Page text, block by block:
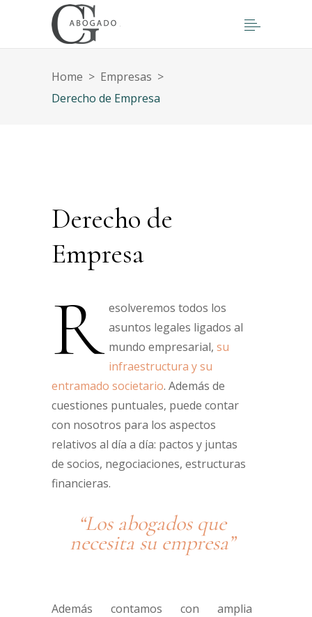
Home > Empresas >
Derecho de Empresa
Derecho de
Empresa
R esolveremos todos los
asuntos legales ligados al
mundo empresarial, su
infraestructura y su
entramado societario. Además de
cuestiones puntuales, puede contar
con nosotros para los aspectos
relativos al día a día: pactos y juntas
de socios, negociaciones, estructuras
financieras.
“Los abogados que
necesita su empresa”
Además contamos con amplia